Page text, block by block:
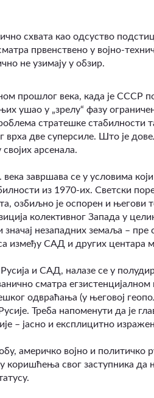
схвата као одсуство
првенствено у војно-
не узимају у обзир.
прошлог века, када је СССР
ушао у „зрелу“ фазу
стратешке стабилности
врха две суперсиле. Што је
арсенала.
завршава се у условима
из 1970-их. Светски
озбиљно је оспорен и
колективног Запада у
незападних земаља – пре
између САД и других центара
Русија и САД, налазе се у
сматра
одвраћања (у његовој
Треба напоменути да је
– јасно и експлицитно
америчко војно и политичко
коришћења свог заступника да